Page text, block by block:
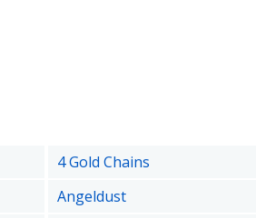
4 Gold Chains
Angeldust